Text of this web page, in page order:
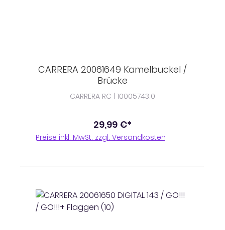
CARRERA 20061649 Kamelbuckel /
Brücke
CARRERA RC | 10005743;0
29,99 €*
Preise inkl. MwSt. zzgl. Versandkosten